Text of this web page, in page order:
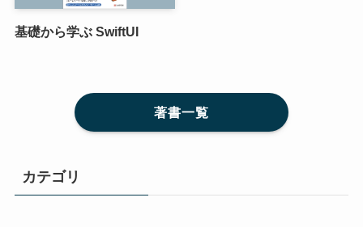
基礎から学ぶ SwiftUI
著書一覧
カテゴリ